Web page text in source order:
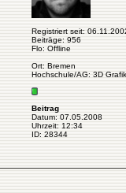
Registriert seit:
Beiträge: 956
Flo: Offline
Ort: Bremen
Hochschule/AG: 3D
Beitrag
Datum: 07.05.2008
Uhrzeit: 12:34
ID: 28344